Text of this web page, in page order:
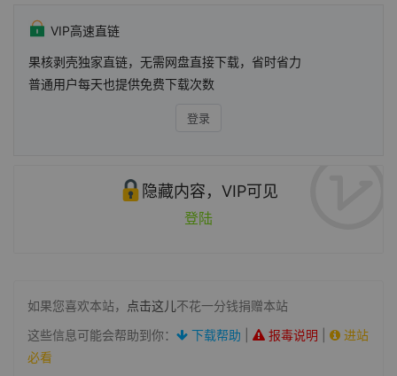
VIP高速直链
果核剥壳独家直链，无需网盘直接下载，省时省力
普通用户每天也提供免费下载次数
登录
隐藏内容，VIP可见
登陆
如果您喜欢本站， 点击这儿不花一分钱捐赠本站
这些信息可能会帮助到你：
下载帮助 报毒说明
进站
必看